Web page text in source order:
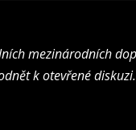
mezinárodních
k otevřené diskuzi.